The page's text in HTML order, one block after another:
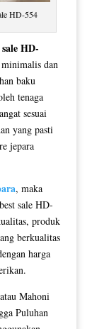
HD-554
HD-
dan
baku
tenaga
sesuai
yang pasti
jepara
, maka
sale HD-
produk
berkualitas
harga
Mahoni
Puluhan